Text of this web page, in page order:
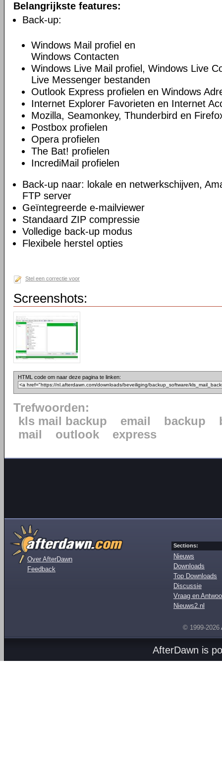
Belangrijkste features:
Back-up:
Windows Mail profiel en
Windows Contacten
Windows Live Mail profiel, Windows Live
Live Messenger bestanden
Outlook Express profielen en Windows
Internet Explorer Favorieten en Internet
Mozilla, Seamonkey, Thunderbird en
Postbox profielen
Opera profielen
The Bat! profielen
IncrediMail profielen
Back-up naar: lokale en netwerkschijven,
FTP server
Geïntegreerde e-mailviewer
Standaard ZIP compressie
Volledige back-up modus
Flexibele herstel opties
Stel een correctie voor
Screenshots:
HTML code om naar deze pagina te linken:
Trefwoorden:
kls mail backup
email backup
mail
outlook express
Over AfterDawn
Feedback
Sections:
Nieuws
Downloads
Top Downloads
Discussie
Vraag en
Nieuws2.nl
© 1999-2026
AfterDawn is